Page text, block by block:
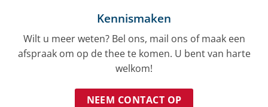
Kennismaken
Wilt u meer weten? Bel ons, mail ons of maak een
afspraak om op de thee te komen. U bent van harte
welkom!
NEEM CONTACT OP